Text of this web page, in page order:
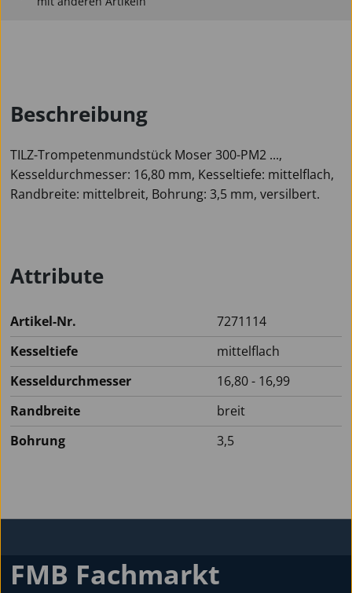
Beschreibung
TILZ-Trompetenmundstück Moser 300-PM2 ...,
Kesseldurchmesser: 16,80 mm, Kesseltiefe: mittelflach,
Randbreite: mittelbreit, Bohrung: 3,5 mm, versilbert.
Attribute
Artikel-Nr.
7271114
Kesseltiefe
mittelflach
Kesseldurchmesser
16,80 - 16,99
Randbreite
breit
Bohrung
3,5
FMB Fachmarkt